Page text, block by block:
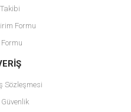
bulunuyor.
olmalı.
Formu
Sözleşmesi